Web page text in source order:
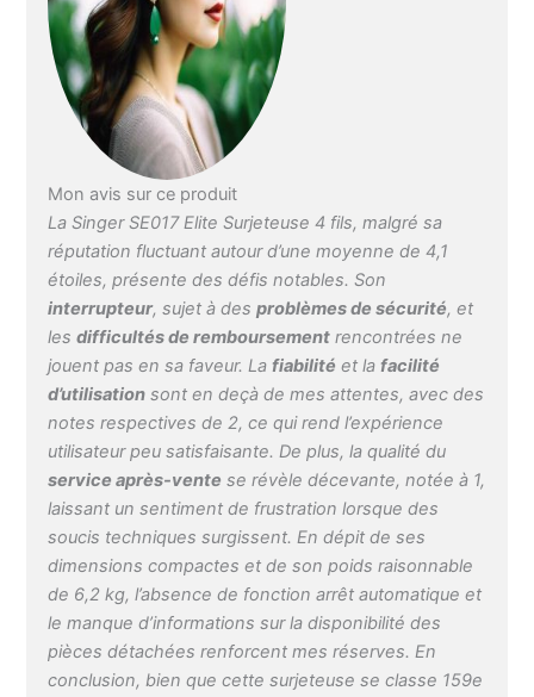
accessoires et vous
permet de surjeter les
poignets, les ourlets du
pantalon et d'autres
coutures circulaires avec
facilité. Coudre des
d'une couverture en laine
pour lui donner la
distinctivité qu'elle mérite
tout en prolongeant sa
durée de vie.
L'alimentation
différentielle offre zéro
distorsion des coutures
même lors de la couture
de tissus extra
extensibles et de
voilages légers.
Mon avis sur ce produit
La Singer SE017 Elite Surjeteuse 4 fils, malgré sa
réputation fluctuant autour d’une moyenne de 4,1
étoiles, présente des défis notables. Son
interrupteur, sujet à desproblèmes de sécurité, et
lesdifficultés de remboursement rencontrées ne
jouent pas en sa faveur. Lafiabilité et lafacilité
d’utilisation sont en deçà de mes attentes, avec des
notes respectives de 2, ce qui rend l’expérience
utilisateur peu satisfaisante. De plus, la qualité du
service après-vente se révèle décevante, notée à 1,
laissant un sentiment de frustration lorsque des
soucis techniques surgissent. En dépit de ses
dimensions compactes et de son poids raisonnable
de 6,2 kg, l’absence de fonction arrêt automatique et
le manque d’informations sur la disponibilité des
pièces détachées renforcent mes réserves. En
conclusion, bien que cette surjeteuse se classe 159e